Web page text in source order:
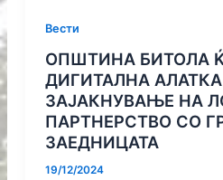
Вести
ОПШТИНА БИТОЛА
ДИГИТАЛНА
ЗАЈАКНУВАЊЕ НА
ПАРТНЕРСТВО СО
ЗАЕДНИЦАТА
19/12/2024